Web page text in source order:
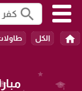
search
home الكل